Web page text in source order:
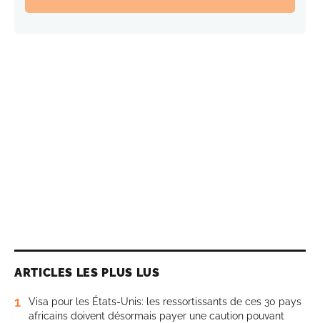
ARTICLES LES PLUS LUS
1
Visa pour les États-Unis: les ressortissants de ces 30 pays
africains doivent désormais payer une caution pouvant